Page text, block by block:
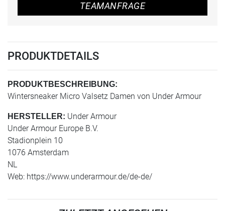
TEAMANFRAGE
PRODUKTDETAILS
PRODUKTBESCHREIBUNG:
Wintersneaker Micro Valsetz Damen von Under Armour
HERSTELLER: Under Armour
Under Armour Europe B.V.
Stadionplein 10
1076 Amsterdam
NL
Web: https://www.underarmour.de/de-de/